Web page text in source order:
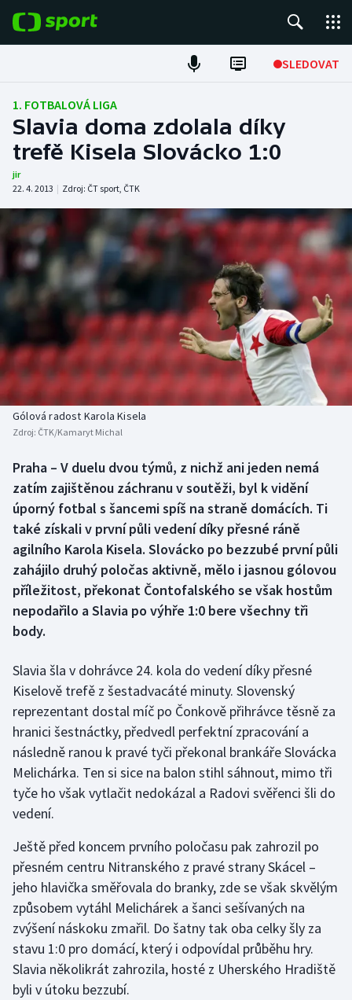
SLEDOVAT
Fotbal
Hokej
Atletika
Cyklistika
DALŠÍ SPORTY
Americký fotbal
Baseball a softbal
Basketbal
Biatlon
Boby a skeleton
Box
Curling
Dostihy
Florbal
Futsal
Gymnastika
Házená
Jezdectví
Judo
Krasobruslení
Lezení
Lyže a snowboard
NEPŘEHLÉDNĚTE
Soutěže
Historické návraty
Aplikace ČT sport
AZ kvíz
1. FOTBALOVÁ LIGA
Slavia doma zdolala díky
trefě Kisela Slovácko 1:0
jir
22. 4. 2013 | Zdroj: ČT sport, ČTK
Gólová radost Karola Kisela
Zdroj: ČTK/Kamaryt Michal
Praha – V duelu dvou týmů, z nichž ani jeden nemá
zatím zajištěnou záchranu v soutěži, byl k vidění
úporný fotbal s šancemi spíš na straně domácích. Ti
také získali v první půli vedení díky přesné ráně
agilního Karola Kisela. Slovácko po bezzubé první půli
zahájilo druhý poločas aktivně, mělo i jasnou gólovou
příležitost, překonat Čontofalského se však hostům
nepodařilo a Slavia po výhře 1:0 bere všechny tři
body.
Slavia šla v dohrávce 24. kola do vedení díky přesné
Kiselově trefě z šestadvacáté minuty. Slovenský
reprezentant dostal míč po Čonkově přihrávce těsně za
hranici šestnáctky, předvedl perfektní zpracování a
následně ranou k pravé tyči překonal brankáře Slovácka
Melichárka. Ten si sice na balon stihl sáhnout, mimo tři
tyče ho však vytlačit nedokázal a Radovi svěřenci šli do
vedení.
Ještě před koncem prvního poločasu pak zahrozil po
přesném centru Nitranského z pravé strany Skácel –
jeho hlavička směřovala do branky, zde se však skvělým
způsobem vytáhl Melichárek a šanci sešívaných na
zvýšení náskoku zmařil. Do šatny tak oba celky šly za
stavu 1:0 pro domácí, který i odpovídal průběhu hry.
Slavia několikrát zahrozila, hosté z Uherského Hradiště
byli v útoku bezzubí.